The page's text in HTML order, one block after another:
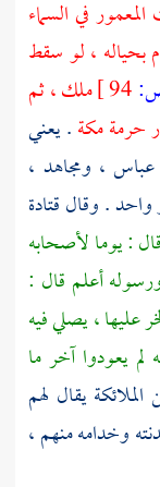
المعمور في السماء
بحياله ، لو سقط
ملك ، ثم
حرمةمكة. يعني
عباس ، ومجاهد ،
واحد . وقالقتادة
: يوما لأصحابه
أعلم قال :
عليها ، يصلي فيه
يعودوا آخر ما
يقال لهم
وخدامه منهم ،